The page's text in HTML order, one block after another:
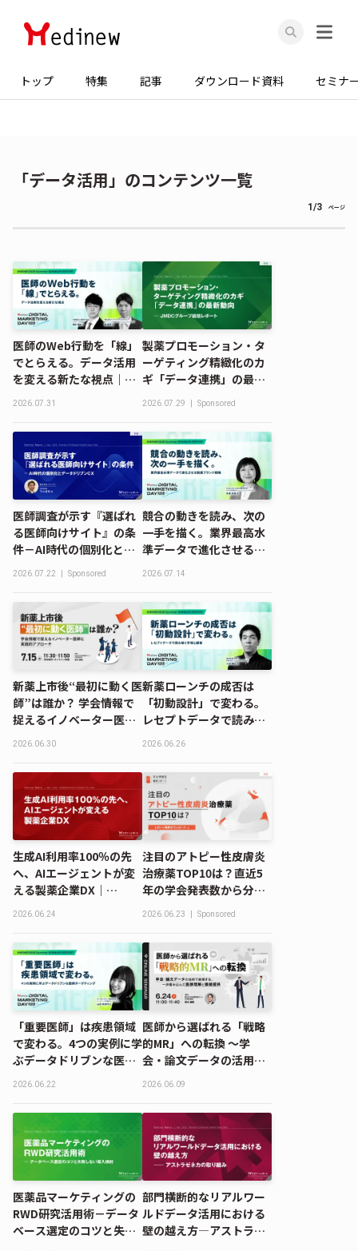
トップ 特集 記事 ダウンロード資料 セミナ
「データ活用」のコンテンツ一覧
1/3 ページ
医師のWeb行動を「線」
でとらえる。データ活用
を変える新たな視点｜
MDMD2026 Summerレ
2026.07.31
製薬プロモーション・タ
ーゲティング精緻化のカ
ギ「データ連携」の最新
動向―JMDCグループ総
括レポート｜ファーマIT
＆デジタルヘルス エキス
ポ 2026
2026.07.29 Sponsored
医師調査が示す『選ばれ
る医師向けサイト』の条
件－AI時代の個別化とデ
ータドリブンCX｜ファー
マIT＆デジタルヘルス エ
キスポ 2026
2026.07.22 Sponsored
競合の動きを読み、次の
一手を描く。業界最高水
準データで進化させる製
薬ブランド戦略｜
ポート
2026.07.14
新薬上市後“最初に動く医
師”は誰か？ 学会情報で
捉えるイノベーター医師
と実践的アプローチ
2026.06.30
新薬ローンチの成否は
「初動設計」で変わる。
レセプトデータで読み解
く市場と顧客｜
ポート
2026.06.26
生成AI利用率100％の先
へ、AIエージェントが変
える製薬企業DX｜
SHIONOGI DATA
2026.06.24
注目のアトピー性皮膚炎
治療薬TOP10は？直近5
年の学会発表数から分析
｜学会情報データベース
解析レポート
2026.06.23 Sponsored
「重要医師」は疾患領域
で変わる。4つの実例に学
ぶデータドリブンな医師
ターゲティング｜
ポート
2026.06.22
医師から選ばれる「戦略
的MR」への転換 〜学
会・論文データの活用で
実現する、一歩踏み込ん
2026.06.09
医薬品マーケティングの
RWD研究活用術－データ
ベース選定のコツと失敗
しない導入検討｜ファー
部門横断的なリアルワー
ルドデータ活用における
壁の越え方―アストラゼ
ネカの取り組み｜ファー